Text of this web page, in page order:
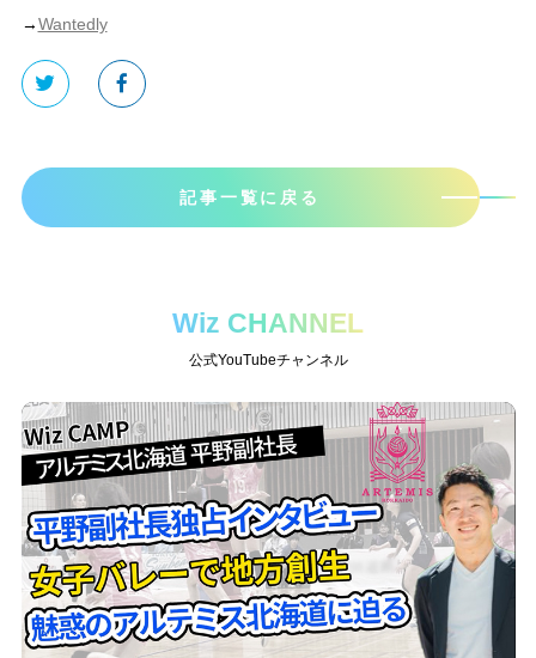
→Wantedly
記事一覧に戻る
Wiz CHANNEL
公式YouTubeチャンネル